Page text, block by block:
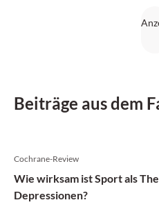
Beiträge aus dem
Cochrane-Review
Wie wirksam ist Sport als
Depressionen?